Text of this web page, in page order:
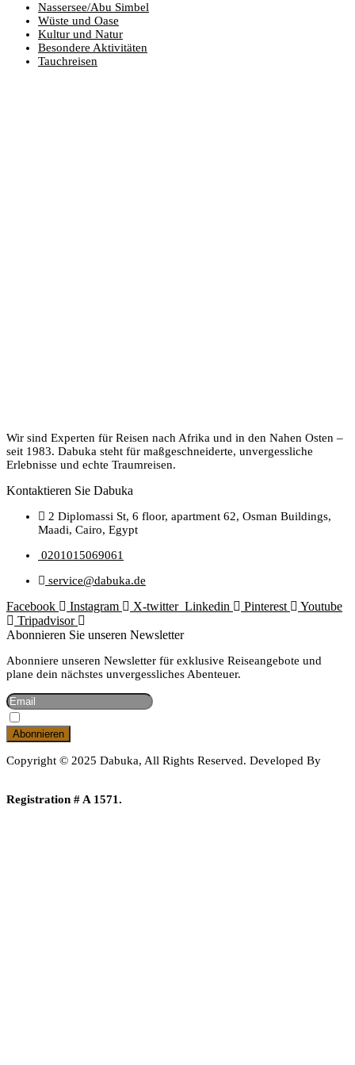
Nassersee/Abu Simbel
Wüste und Oase
Kultur und Natur
Besondere Aktivitäten
Tauchreisen
Wir sind Experten für Reisen nach Afrika und in den Nahen Osten –
seit 1983. Dabuka steht für maßgeschneiderte, unvergessliche
Erlebnisse und echte Traumreisen.
Kontaktieren Sie Dabuka
2 Diplomassi St, 6 floor, apartment 62, Osman Buildings,
Maadi, Cairo, Egypt
0201015069061
service@dabuka.de
Facebook Instagram X-twitter Linkedin Pinterest
Youtube
Tripadvisor
Abonnieren Sie unseren Newsletter
Abonniere unseren Newsletter für exklusive Reiseangebote und
plane dein nächstes unvergessliches Abenteuer.
Copyright © 2025 Dabuka, All Rights Reserved. Developed By
Registration # A 1571.